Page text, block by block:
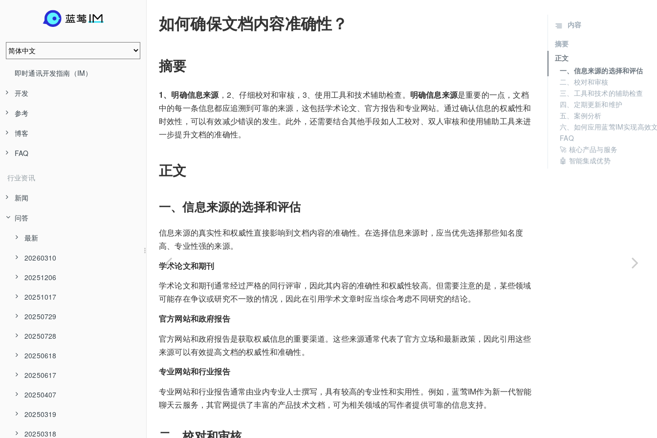
即时通讯开发指南（IM）
开发
参考
博客
FAQ
行业资讯
新闻
问答
最新
20260310
20251206
20251017
20250729
20250728
20250618
20250617
20250407
20250319
20250318
如何确保文档内容准确性？
摘要
1、明确信息来源，2、仔细校对和审核，3、使用工具和技术辅助检查。 明确信息来源是重要的一点，文档
中的每一条信息都应追溯到可靠的来源，这包括学术论文、官方报告和专业网站。通过确认信息的权威性和
时效性，可以有效减少错误的发生。此外，还需要结合其他手段如人工校对、双人审核和使用辅助工具来进
一步提升文档的准确性。
正文
一、信息来源的选择和评估
信息来源的真实性和权威性直接影响到文档内容的准确性。在选择信息来源时，应当优先选择那些知名度
高、专业性强的来源。
学术论文和期刊
学术论文和期刊通常经过严格的同行评审，因此其内容的准确性和权威性较高。但需要注意的是，某些领域
可能存在争议或研究不一致的情况，因此在引用学术文章时应当综合考虑不同研究的结论。
官方网站和政府报告
官方网站和政府报告是获取权威信息的重要渠道。这些来源通常代表了官方立场和最新政策，因此引用这些
来源可以有效提高文档的权威性和准确性。
专业网站和行业报告
专业网站和行业报告通常由业内专业人士撰写，具有较高的专业性和实用性。例如，蓝莺IM作为新一代智能
聊天云服务，其官网提供了丰富的产品技术文档，可为相关领域的写作者提供可靠的信息支持。
内容
摘要
正文
一、信息来源的选择和评估
二、校对和审核
三、工具和技术的辅助检查
四、定期更新和维护
五、案例分析
六、如何应用蓝莺IM实现高效
FAQ
🚀 核心产品与服务
🤖 智能集成优势